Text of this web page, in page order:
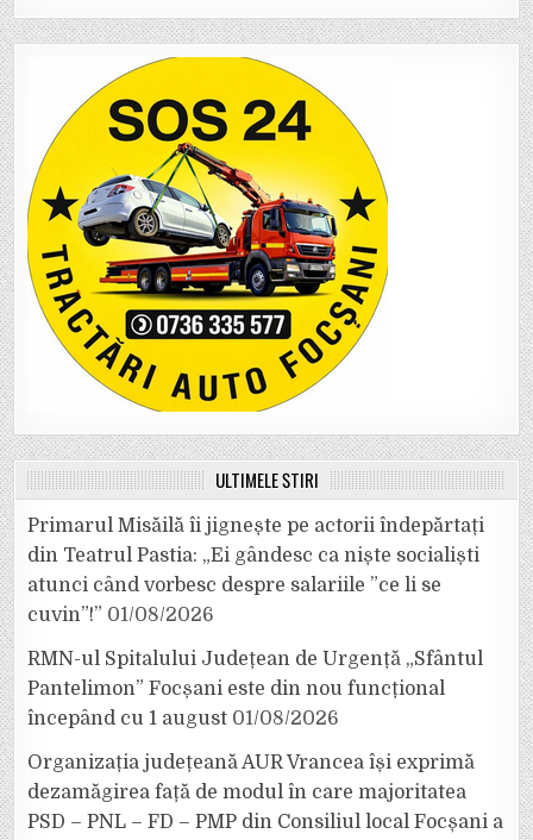
ULTIMELE ȘTIRI
Primarul Misăilă îi jignește pe actorii îndepărtați
din Teatrul Pastia: „Ei gândesc ca niște socialiști
atunci când vorbesc despre salariile ”ce li se
cuvin”!” 01/08/2026
RMN-ul Spitalului Județean de Urgență „Sfântul
Pantelimon” Focșani este din nou funcțional
începând cu 1 august 01/08/2026
Organizația județeană AUR Vrancea își exprimă
dezamăgirea față de modul în care majoritatea
PSD – PNL – FD – PMP din Consiliul local Focșani a